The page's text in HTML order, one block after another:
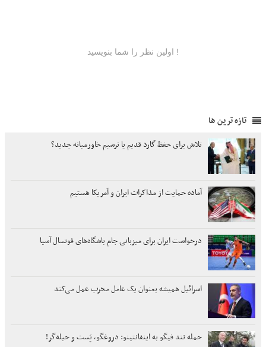
تازه ترین ها
تلاش برای حفظ گارد قدیم یا ترسیم خاورمیانه جدید؟
آماده حمایت از مذاکرات ایران و آمریکا هستیم
درخواست ایران برای میزبانی جام باشگاه‌های فوتسال آسیا
اسرائیل همیشه بعنوان یک عامل مخرب عمل می‌کند
حمله تند فیگو به اینفانتینو: دروغگو، پَست‌ و حیله‌گر!